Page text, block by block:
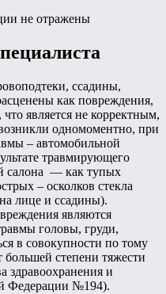
не отражены
ссадины,
как повреждения,
является не корректным,
одномоментно, при
– автомобильной
травмирующего
салона — как тупых
– осколков стекла
лице и ссадины).
являются
головы, груди,
в совокупности по тому
большей степени тяжести
здравоохранения и
Федерации №194).